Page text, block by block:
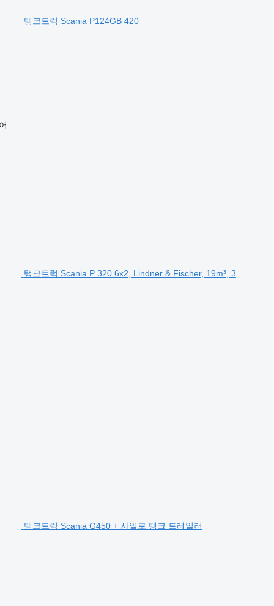
탱크트럭 Scania P124GB 420
탱크트럭 Scania P 320 6x2, Lindner & Fischer, 19m³, 3
탱크트럭 Scania G450 + 사일로 탱크 트레일러